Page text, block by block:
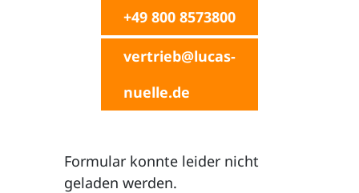
+49 800 8573800
vertrieb@lucas-
nuelle.de
Formular konnte leider nicht
geladen werden.